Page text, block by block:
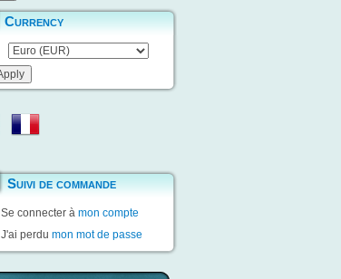
Currency
Suivi de commande
Se connecter à mon compte
J'ai perdu mon mot de passe